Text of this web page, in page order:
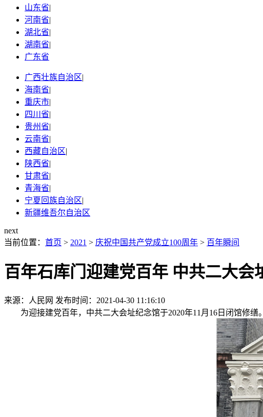
山东省|
河南省|
湖北省|
湖南省|
广东省
广西壮族自治区|
海南省|
重庆市|
四川省|
贵州省|
云南省|
西藏自治区|
陕西省|
甘肃省|
青海省|
宁夏回族自治区|
新疆维吾尔自治区
next
当前位置： 首页 > 2021 > 庆祝中国共产党成立100周年 > 百年瞬间
百年石库门迎建党百年 中共二大会
来源：人民网 发布时间：2021-04-30 11:16:10
为迎接建党百年，中共二大会址纪念馆于2020年11月16日闭馆修缮